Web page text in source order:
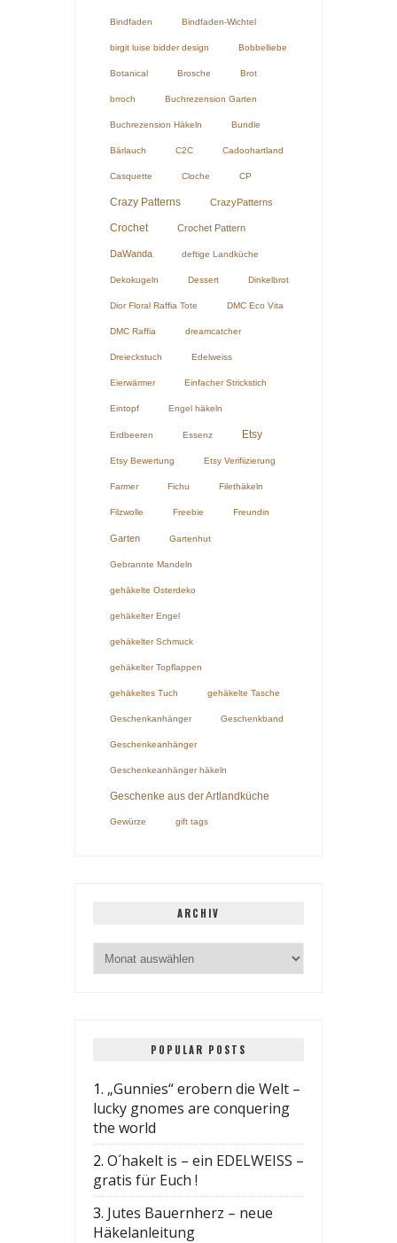
Bindfaden Bindfaden-Wichtel
birgit luise bidder design Bobbelliebe
Botanical Brosche Brot
brroch Buchrezension Garten
Buchrezension Häkeln Bundle
Bärlauch C2C Cadoohartland
Casquette Cloche CP
Crazy Patterns CrazyPatterns
Crochet Crochet Pattern
DaWanda deftige Landküche
Dekokugeln Dessert Dinkelbrot
Dior Floral Raffia Tote DMC Eco Vita
DMC Raffia dreamcatcher
Dreieckstuch Edelweiss
Eierwärmer Einfacher Strickstich
Eintopf Engel häkeln
Erdbeeren Essenz Etsy
Etsy Bewertung Etsy Verifiizierung
Farmer Fichu Filethäkeln
Filzwolle Freebie Freundin
Garten Gartenhut
Gebrannte Mandeln
gehäkelte Osterdeko
gehäkelter Engel
gehäkelter Schmuck
gehäkelter Topflappen
gehäkeltes Tuch gehäkelte Tasche
Geschenkanhänger Geschenkband
Geschenkeanhänger
Geschenkeanhänger häkeln
Geschenke aus der Artlandküche
Gewürze gift tags
ARCHIV
POPULAR POSTS
1. „Gunnies“ erobern die Welt –
lucky gnomes are conquering
the world
2. O´hakelt is – ein EDELWEISS –
gratis für Euch !
3. Jutes Bauernherz – neue
Häkelanleitung